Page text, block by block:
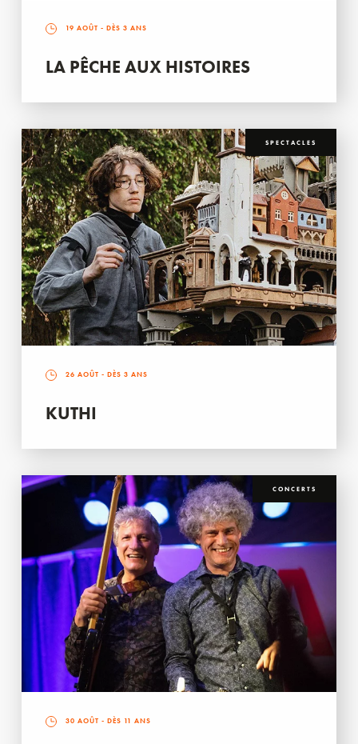
19 AOÛT - DÈS 3 ANS
LA PÊCHE AUX HISTOIRES
SPECTACLES
26 AOÛT - DÈS 3 ANS
KUTHI
CONCERTS
30 AOÛT - DÈS 11 ANS